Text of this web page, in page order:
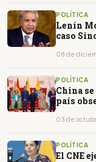
POLÍTICA
Lenín
caso
08 de
POLÍTICA
China
país
03 de
POLÍTICA
El CNE